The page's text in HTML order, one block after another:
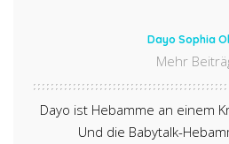
Dayo Sophia
Mehr
Dayo ist Hebamme an einem
Und die Babytalk-